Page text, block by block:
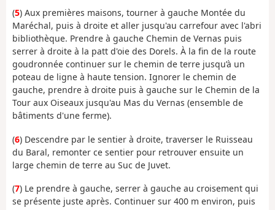
(5) Aux premières maisons, tourner à gauche Montée du
Maréchal, puis à droite et aller jusqu'au carrefour avec l'abri
bibliothèque. Prendre à gauche Chemin de Vernas puis
serrer à droite à la patt d'oie des Dorels. À la fin de la route
goudronnée continuer sur le chemin de terre jusqu’à un
poteau de ligne à haute tension. Ignorer le chemin de
gauche, prendre à droite puis à gauche sur le Chemin de la
Tour aux Oiseaux jusqu'au Mas du Vernas (ensemble de
bâtiments d'une ferme).
(6) Descendre par le sentier à droite, traverser le Ruisseau
du Baral, remonter ce sentier pour retrouver ensuite un
large chemin de terre au Suc de Juvet.
(7) Le prendre à gauche, serrer à gauche au croisement qui
se présente juste après. Continuer sur 400 m environ, puis